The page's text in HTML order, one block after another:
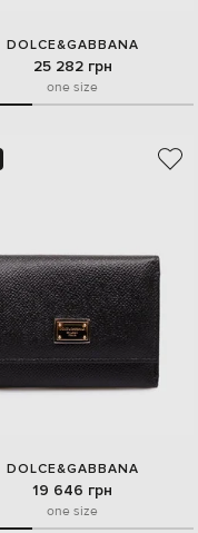
DOLCE&GABBANA
25 282 грн
one size
DOLCE&GABBANA
19 646 грн
one size